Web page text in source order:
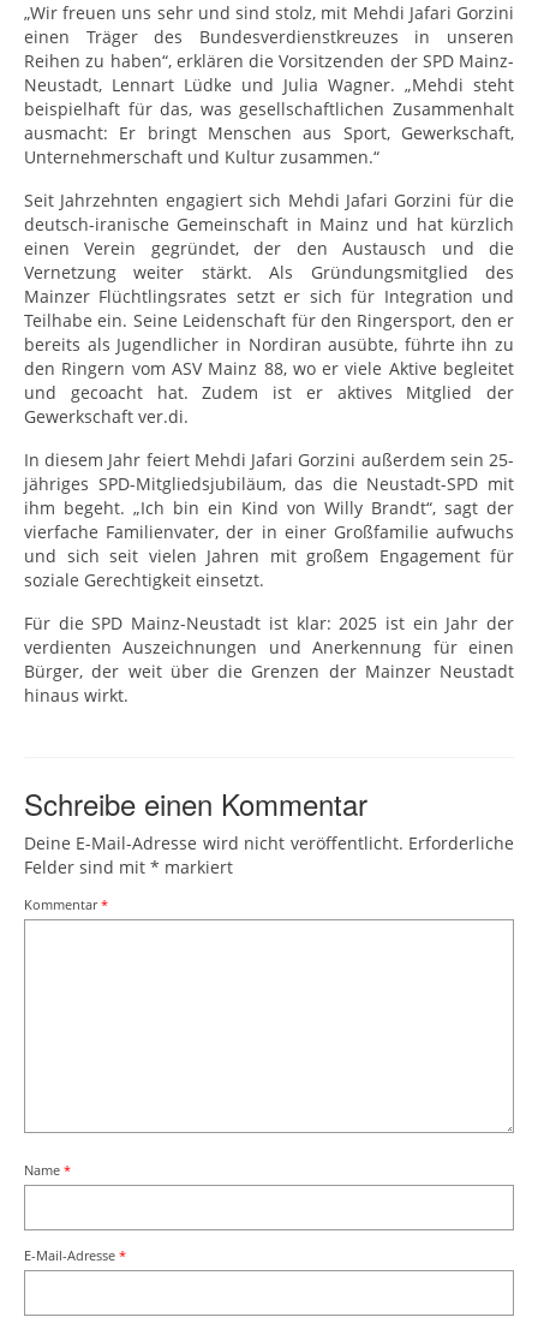
„Wir freuen uns sehr und sind stolz, mit Mehdi Jafari Gorzini
einen Träger des Bundesverdienstkreuzes in unseren
Reihen zu haben“, erklären die Vorsitzenden der SPD Mainz-
Neustadt, Lennart Lüdke und Julia Wagner. „Mehdi steht
beispielhaft für das, was gesellschaftlichen Zusammenhalt
ausmacht: Er bringt Menschen aus Sport, Gewerkschaft,
Unternehmerschaft und Kultur zusammen.“
Seit Jahrzehnten engagiert sich Mehdi Jafari Gorzini für die
deutsch-iranische Gemeinschaft in Mainz und hat kürzlich
einen Verein gegründet, der den Austausch und die
Vernetzung weiter stärkt. Als Gründungsmitglied des
Mainzer Flüchtlingsrates setzt er sich für Integration und
Teilhabe ein. Seine Leidenschaft für den Ringersport, den er
bereits als Jugendlicher in Nordiran ausübte, führte ihn zu
den Ringern vom ASV Mainz 88, wo er viele Aktive begleitet
und gecoacht hat. Zudem ist er aktives Mitglied der
Gewerkschaft ver.di.
In diesem Jahr feiert Mehdi Jafari Gorzini außerdem sein 25-
jähriges SPD-Mitgliedsjubiläum, das die Neustadt-SPD mit
ihm begeht. „Ich bin ein Kind von Willy Brandt“, sagt der
vierfache Familienvater, der in einer Großfamilie aufwuchs
und sich seit vielen Jahren mit großem Engagement für
soziale Gerechtigkeit einsetzt.
Für die SPD Mainz-Neustadt ist klar: 2025 ist ein Jahr der
verdienten Auszeichnungen und Anerkennung für einen
Bürger, der weit über die Grenzen der Mainzer Neustadt
hinaus wirkt.
Schreibe einen Kommentar
Deine E-Mail-Adresse wird nicht veröffentlicht. Erforderliche
Felder sind mit * markiert
Kommentar*
Name *
E-Mail-Adresse *